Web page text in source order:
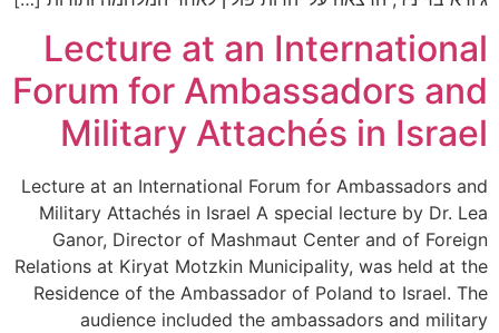
Lecture at an
Forum for Ambassadors
Military Attachés in
Lecture at an International Forum for Ambassadors
Military Attachés in Israel A special lecture by Dr.
Ganor, Director of Mashmaut Center and of
Relations at Kiryat Motzkin Municipality, was held at
Residence of the Ambassador of Poland to Israel.
audience included the ambassadors and